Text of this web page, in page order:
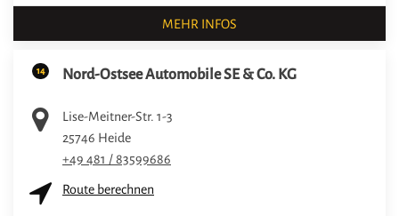
MEHR INFOS
14 Nord-Ostsee Automobile SE & Co. KG
Lise-Meitner-Str. 1-3
25746 Heide
+49 481 / 83599686
Route berechnen